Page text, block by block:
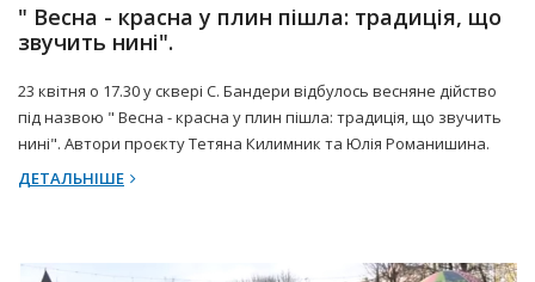
" Весна - красна у плин пішла: традиція, що
звучить нині".
23 квітня о 17.30 у сквері С. Бандери відбулось весняне дійство
під назвою " Весна - красна у плин пішла: традиція, що звучить
нині". Автори проєкту Тетяна Килимник та Юлія Романишина.
ДЕТАЛЬНІШЕ